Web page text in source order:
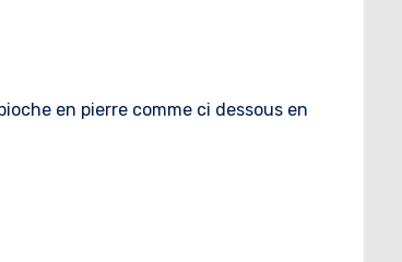
en pierre comme ci dessous en